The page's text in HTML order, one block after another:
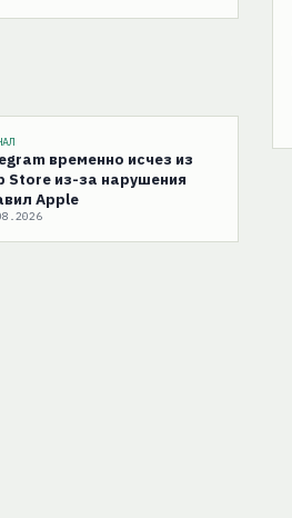
временно исчез из
Store из-за нарушения
Apple